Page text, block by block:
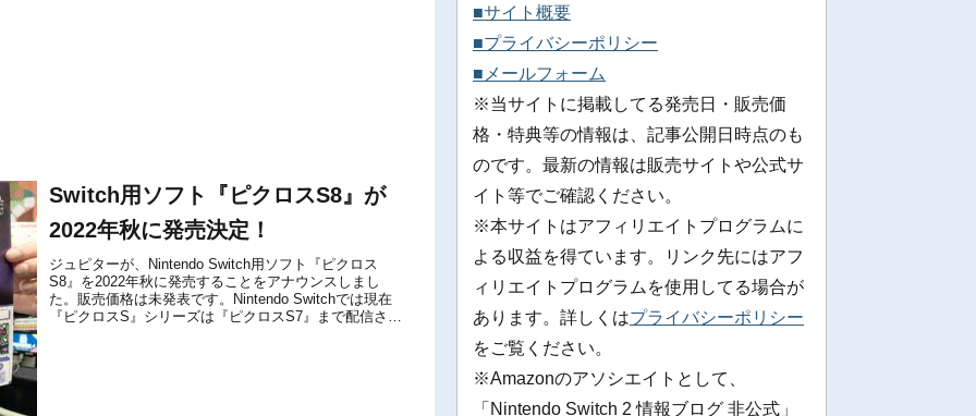
Switch用ソフト『ピクロスS8』が
2022年秋に発売決定！
ジュピターが、Nintendo Switch用ソフト『ピクロス
S8』を2022年秋に発売することをアナウンスしまし
た。販売価格は未発表です。Nintendo Switchでは現在
『ピクロスS』シリーズは『ピクロスS7』まで配信され
■サイト概要
■プライバシーポリシー
■メールフォーム
※当サイトに掲載してる発売日・販売価
格・特典等の情報は、記事公開日時点のも
のです。最新の情報は販売サイトや公式サ
イト等でご確認ください。
※本サイトはアフィリエイトプログラムに
よる収益を得ています。リンク先にはアフ
ィリエイトプログラムを使用してる場合が
あります。詳しくはプライバシーポリシー
をご覧ください。
※Amazonのアソシエイトとして、
「Nintendo Switch 2 情報ブログ 非公式」